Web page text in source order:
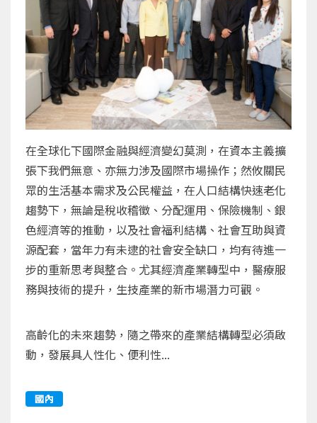
在全球化下國際金融與經濟變幻莫測，在資本主義擴
張下我們無意、亦無力涉及國際市場操作；然攸關民
眾的生活基本需求及公民權益，在人口結構快速老化
趨勢下，無論是稅收稽徵、分配運用、保險機制、銀
色經濟等的推動，以及社會福利結構、社會互助與資
源配套，當年力有未逮的社會安全缺口，均有待進一
步的重新思考與整合。尤其經濟產業轉型中，醫療服
務與技術的提升，生技產業的新市場潛力可觀。
高齡化的未來趨勢，隨之帶來的產業結構轉型必須啟
動，發展具人性化、便利性...
國內